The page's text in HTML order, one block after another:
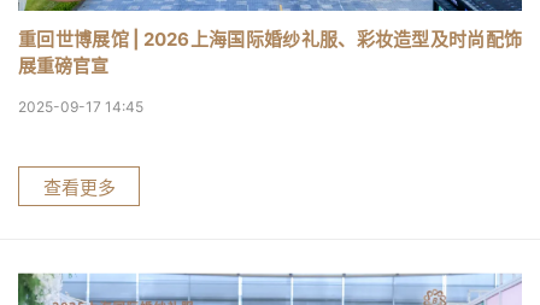
重回世博展馆 | 2026上海国际婚纱礼服、彩妆造型及时尚配饰
展重磅官宣
2025-09-17 14:45
查看更多